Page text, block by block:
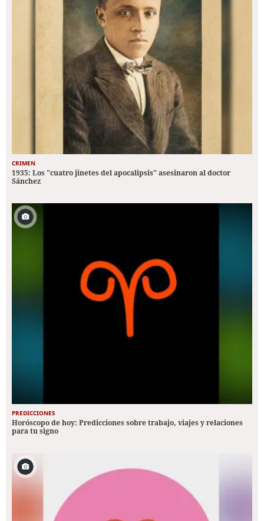
CRIMEN
1935: Los "cuatro jinetes del apocalipsis" asesinaron al doctor
Sánchez
PREDICCIONES
Horóscopo de hoy: Predicciones sobre trabajo, viajes y relaciones
para tu signo